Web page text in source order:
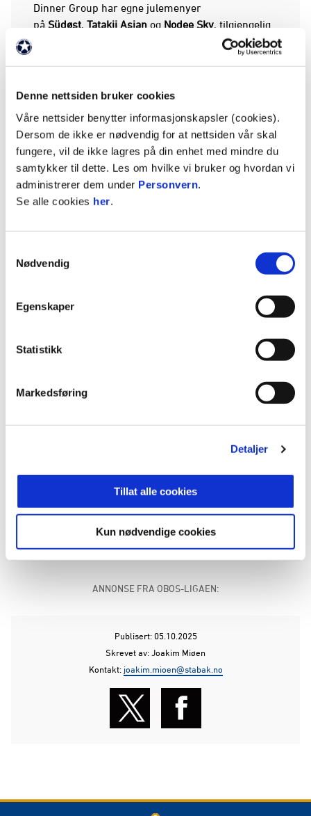
Denne nettsiden bruker cookies
Våre nettsider benytter informasjonskapsler (cookies).
Dersom de ikke er nødvendig for at nettsiden vår skal
fungere, vil de ikke lagres på din enhet med mindre du
samtykker til dette. Les om hvilke vi bruker og hvordan vi
administrerer dem under Personvern.
Se alle cookies her.
Nødvendig
Egenskaper
Statistikk
Markedsføring
Detaljer
Tillat alle cookies
Kun nødvendige cookies
Dinner Group har egne julemenyer
på Südøst, Tatakii Asian og Nodee Sky, tilgjengelig
10. november til 23. desember 2025.
beste bordene i restaurantene
✨Catering – smakene levert til dere
Ønsker dere julefeiringen i egne lokaler? Dinner
Group leverer smaker fra sine restauranter
direkte til kontoret eller hjemmet – perfekt til både
små og store selskaper.
👉 Stabæk-partnere får en
✨Den perfekte gaven – gavekort
Overrask ansatte, samarbeidspartnere, venner
alle Dinner Group-restaurantene.
🎁Eksklusivt juletilbud
restauranteneTatakii AsianogSüdøst.
👉 For booking, cateringforespørsler eller kjøp av
gavekort, ta direkte kontakt med salgs- og
📩arta@dinnergroup.no–+ 47 48 26 41 77
Skap minnerike øyeblikk denne julen!
ANNONSE FRA OBOS-LIGAEN:
Publisert: 05.10.2025
Skrevet av: Joakim Miøen
Kontakt: joakim.mioen@stabak.no